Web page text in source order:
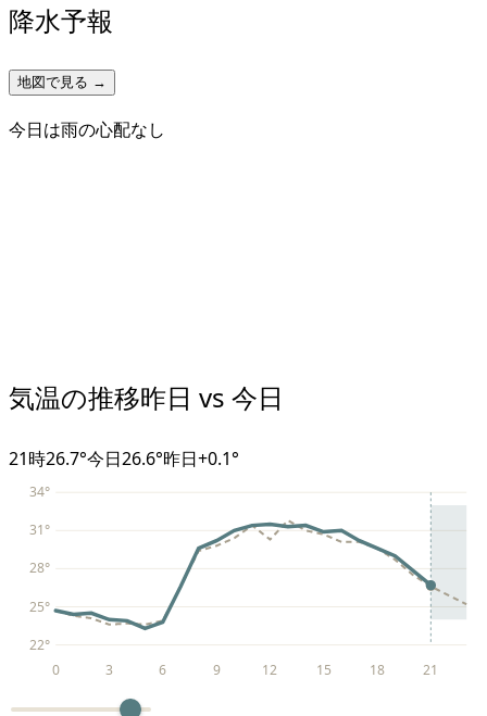
降水予報
地図で見る →
今日は雨の心配なし
気温の推移昨日 vs 今日
21時26.7°今日26.6°昨日+0.1°
22°
25°
28°
31°
34°
0 3 6 9 12 15 18 21